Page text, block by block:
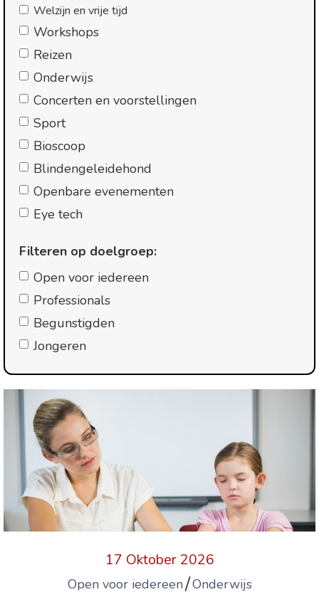
Welzijn en vrije tijd
Workshops
Reizen
Onderwijs
Concerten en voorstellingen
Sport
Bioscoop
Blindengeleidehond
Openbare evenementen
Eye tech
Filteren op doelgroep:
Open voor iedereen
Professionals
Begunstigden
Jongeren
17 Oktober 2026
Open voor iedereen/Onderwijs